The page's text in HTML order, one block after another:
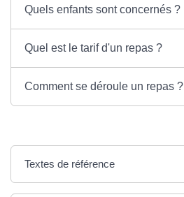
Quels enfants sont concernés ?
Quel est le tarif d'un repas ?
Comment se déroule un repas ?
Textes de référence